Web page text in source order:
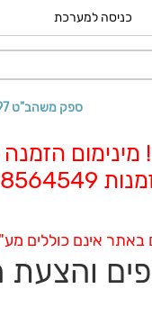
כניסה למערכת
ספק משהב"ט 11010197
באתר אינם כוללים
והצעת